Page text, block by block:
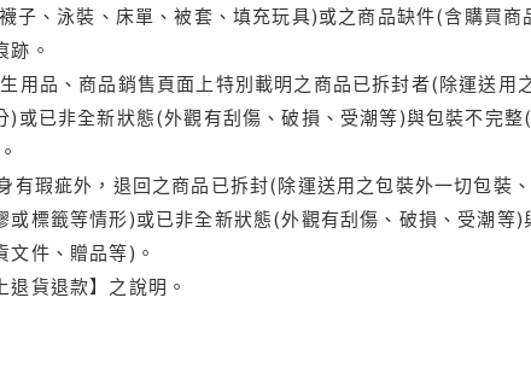
、泳裝、床單、被套、填充玩具)或之商品缺件(含購買商
跡。
用品、商品銷售頁面上特別載明之商品已拆封者(除運送用
或已非全新狀態(外觀有刮傷、破損、受潮等)與包裝不完整
有瑕疵外，退回之商品已拆封(除運送用之包裝外一切包裝
標籤等情形)或已非全新狀態(外觀有刮傷、破損、受潮等
件、贈品等)。
貨退款】之說明。